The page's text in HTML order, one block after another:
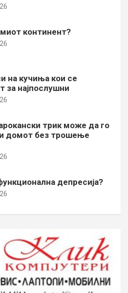
континент?
на кучиња кои се
за најпослушни
трик може да го
домот без трошење
депресија?